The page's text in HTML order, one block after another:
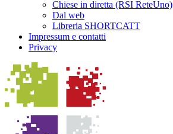
Chiese in diretta (RSI ReteUno)
Dal web
Libreria SHORTCATT
Impressum e contatti
Privacy